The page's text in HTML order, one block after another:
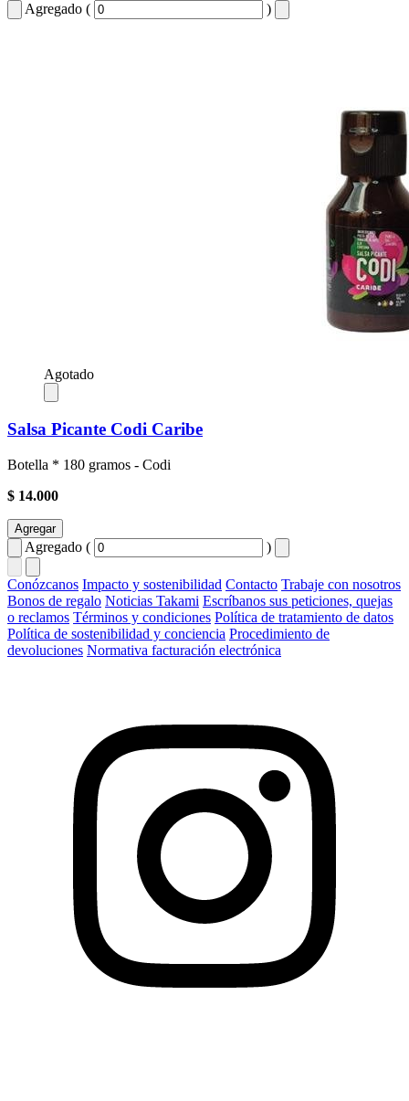
Agregado ( )
Agotado
Salsa Picante Codi Caribe
Botella * 180 gramos - Codi
$ 14.000
Agregar
Agregado ( )
Conózcanos Impacto y sostenibilidad Contacto Trabaje con nosotros
Bonos de regalo Noticias Takami Escríbanos sus peticiones, quejas
o reclamos Términos y condiciones Política de tratamiento de datos
Política de sostenibilidad y conciencia Procedimiento de
devoluciones Normativa facturación electrónica